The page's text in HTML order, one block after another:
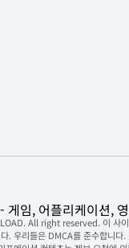
게임, 어플리케이션,
All right reserved. 이 사이
. 우리들은 DMCA를 준수합니다